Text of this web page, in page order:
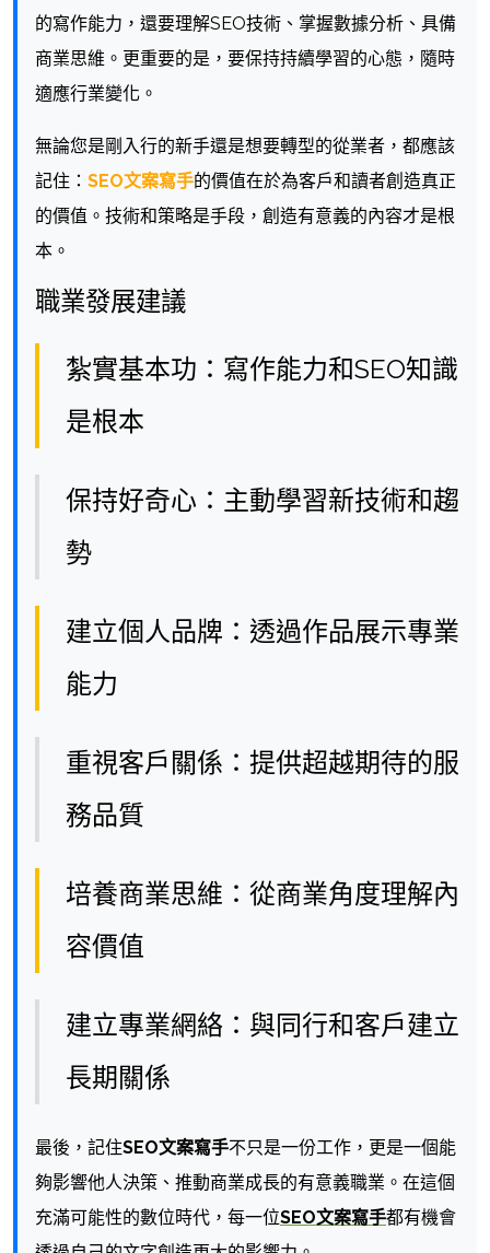
的寫作能力，還要理解SEO技術、掌握數據分析、具備
商業思維。更重要的是，要保持持續學習的心態，隨時
適應行業變化。
無論您是剛入行的新手還是想要轉型的從業者，都應該
記住： SEO文案寫手的價值在於為客戶和讀者創造真正
的價值。技術和策略是手段，創造有意義的內容才是根
本。
職業發展建議
紮實基本功：寫作能力和SEO知識
是根本
保持好奇心：主動學習新技術和趨
勢
建立個人品牌：透過作品展示專業
能力
重視客戶關係：提供超越期待的服
務品質
培養商業思維：從商業角度理解內
容價值
建立專業網絡：與同行和客戶建立
長期關係
最後，記住SEO文案寫手不只是一份工作，更是一個能
夠影響他人決策、推動商業成長的有意義職業。在這個
充滿可能性的數位時代，每一位SEO文案寫手都有機會